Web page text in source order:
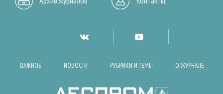
ВАЖНОЕ НОВОСТИ РУБРИКИ И ТЕМЫ О ЖУРНАЛЕ